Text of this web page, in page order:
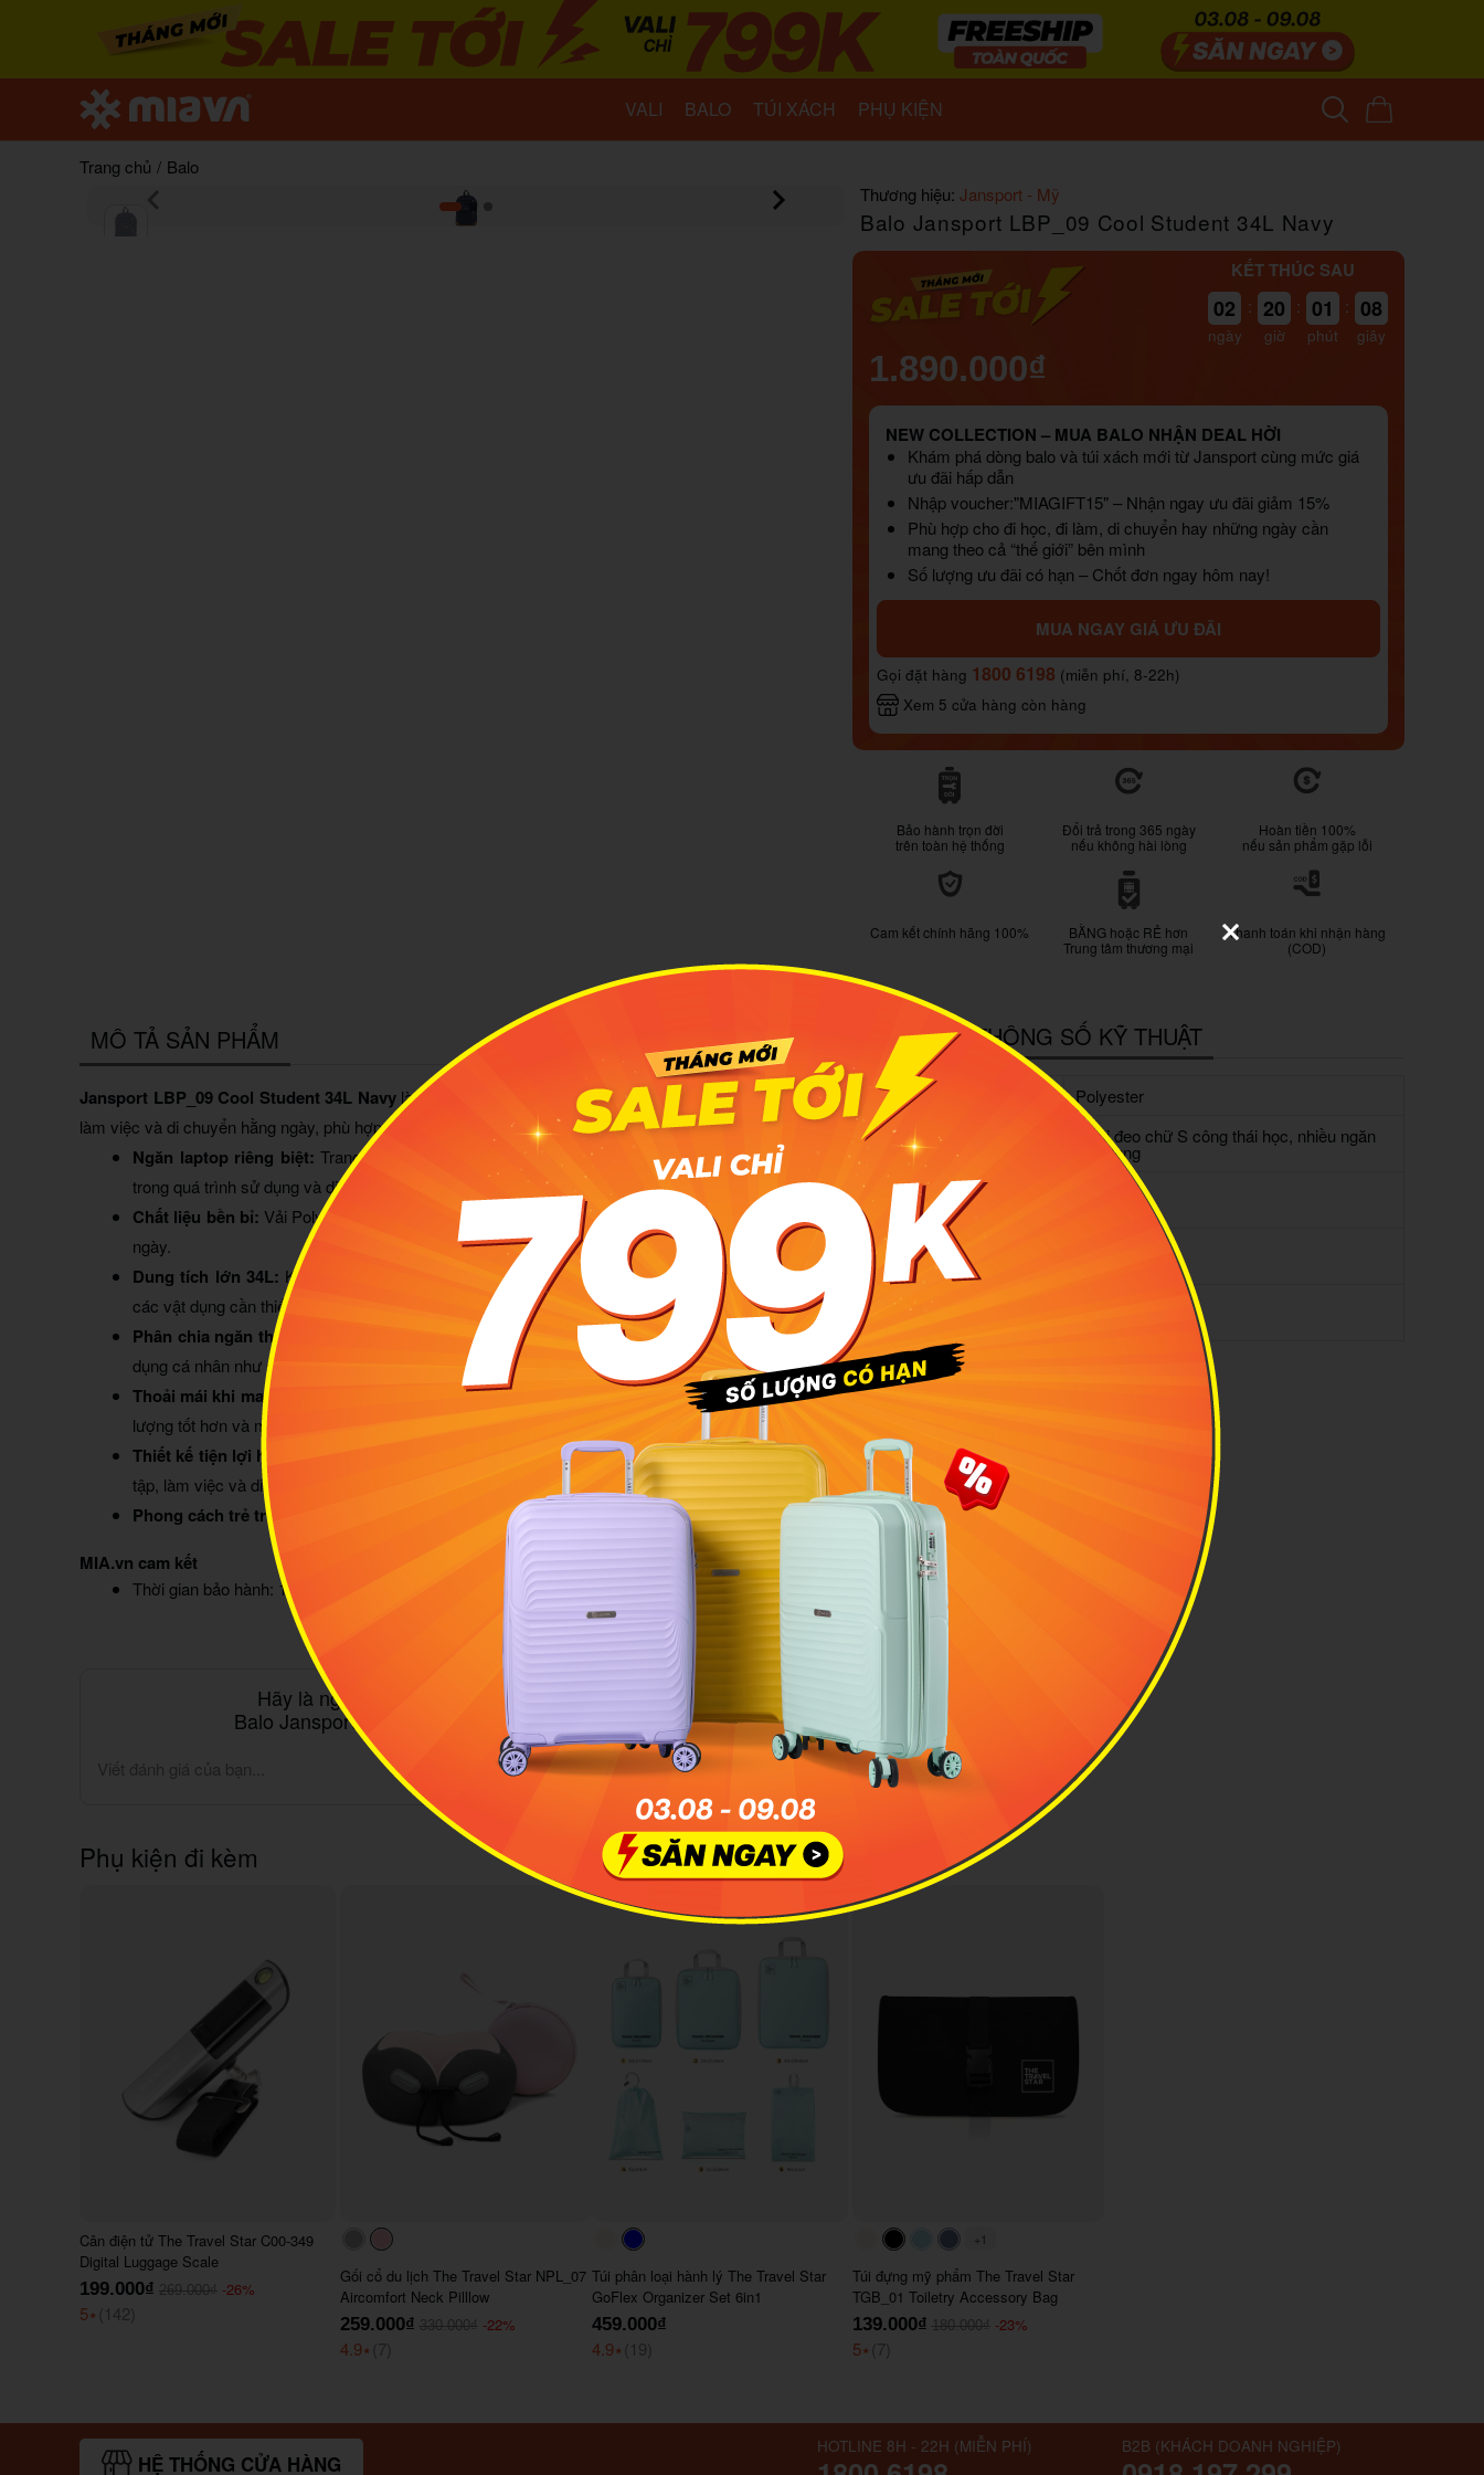
VALI BALO TÚI XÁCH PHỤ KIỆN
Trang chủ / Balo
Item
Thương hiệu: Jansport - Mỹ
Balo Jansport LBP_09 Cool Student 34L Navy
KẾT THÚC SAU
02
ngày
: 20
giờ
: 01
phút
: 07
giây
1.890.000₫
NEW COLLECTION – MUA BALO NHẬN DEAL HỜI
Khám phá dòng balo và túi xách mới từ Jansport cùng mức giá
ưu đãi hấp dẫn
Nhập voucher:"MIAGIFT15" – Nhận ngay ưu đãi giảm 15%
Phù hợp cho đi học, đi làm, di chuyển hay những ngày cần
mang theo cả “thế giới” bên mình
Số lượng ưu đãi có hạn – Chốt đơn ngay hôm nay!
MUA NGAY GIÁ ƯU ĐÃI
Gọi đặt hàng 1800 6198 (miễn phí, 8-22h)
Xem 5 cửa hàng còn hàng
Bảo hành trọn đời
trên toàn hệ thống
Đổi trả trong 365 ngày
nếu không hài lòng
Hoàn tiền 100%
nếu sản phẩm gặp lỗi
Cam kết chính hãng 100%
BẰNG hoặc RẺ hơn
Trung tâm thương mại
Thanh toán khi nhận hàng
(COD)
MÔ TẢ SẢN PHẨM
Jansport LBP_09 Cool Student 34L Navy là mẫu balo sở hữu dung tích lớn cùng thiết kế tối ưu cho nhu cầu học tập,
làm việc và di chuyển hằng ngày, phù hợp với người cần mang theo nhiều vật dụng trong suốt cả ngày dài.
Ngăn laptop riêng biệt: Trang bị ngăn chống sốc dành cho laptop đến 15 inch, hỗ trợ bảo vệ thiết bị tốt hơn
trong quá trình sử dụng và di chuyển.
Chất liệu bền bỉ: Vải Polyester có độ bền cao giúp giữ form balo ổn định và phù hợp cho nhu cầu sử dụng hằng
ngày.
Dung tích lớn 34L: Không gian chứa rộng rãi giúp dễ dàng mang theo sách vở, tài liệu, laptop, quần áo hoặc
các vật dụng cần thiết cho lịch trình học tập, làm việc hay di chuyển liên tục.
Phân chia ngăn thông minh:
Tích hợp nhiều ngăn phụ phía trước và bên trong giúp dễ dàng phân loại các vật
dụng cá nhân như sạc, tai nghe, chìa khóa hoặc phụ kiện nhỏ gọn.
Thoải mái khi mang:
Quai đeo chữ S công thái học kết hợp đệm êm giúp ôm vai tự nhiên, hỗ trợ phân tán trọng
lượng tốt hơn và mang lại cảm giác dễ chịu khi sử dụng trong thời gian dài.
Thiết kế tiện lợi hằng ngày:
Hai ngăn hông hỗ trợ đựng bình nước hoặc ô gấp, thuận tiện hơn cho nhu cầu học
tập, làm việc và di chuyển liên tục.
Phong cách trẻ trung: Thiết kế hiện đại, năng động, dễ phối cùng nhiều outfit thường ngày.
MIA.vn cam kết
Thời gian bảo hành: 1 năm
THÔNG SỐ KỸ THUẬT
Polyester
Quai đeo chữ S công thái học, nhiều ngăn
tiện dụng
Trọng
laptop:
Hãy là người đầu tiên đánh giá sản phẩm
Balo Jansport LBP_09 Cool Student 34L Navy
Viết đánh giá của bạn...
Phụ kiện đi kèm
Cân điện tử The Travel Star C00-349
Digital Luggage Scale
199.000₫ 269.000₫ -26%
5⭑ (142)
#acacac
#ffc0cb
Gối cổ du lịch The Travel Star NPL_07
Aircomfort Neck Pilllow
259.000₫ 330.000₫ -22%
4.9⭑ (7)
#faf0e6
Túi phân loại hành lý The Travel Star
GoFlex Organizer Set 6in1
459.000₫
4.9⭑ (19)
#faf0e6#000000#ADD8E6
#647290
+1
Túi đựng mỹ phẩm The Travel Star
TGB_01 Toiletry Accessory Bag
139.000₫ 180.000₫ -23%
5⭑ (7)
HỆ THỐNG CỬA HÀNG
HOTLINE 8H - 22H (MIỄN PHÍ) B2B (KHÁCH DOANH NGHIỆP)